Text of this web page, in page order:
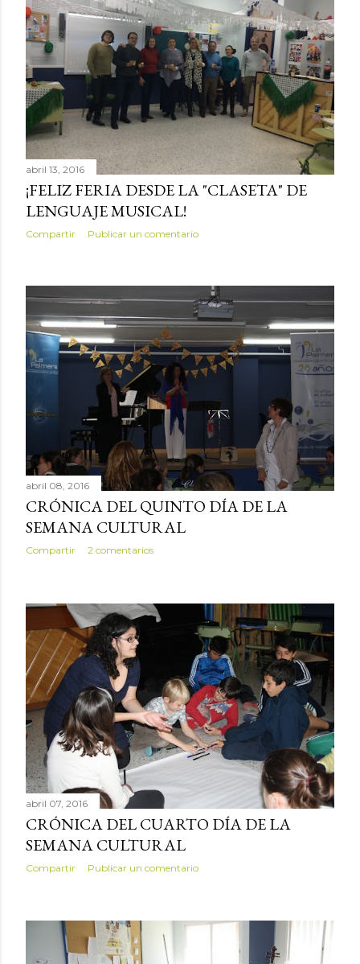
abril 13, 2016
¡FELIZ FERIA DESDE LA "CLASETA" DE
LENGUAJE MUSICAL!
Compartir Publicar un comentario
abril 08, 2016
CRÓNICA DEL QUINTO DÍA DE LA
SEMANA CULTURAL
Compartir 2 comentarios
abril 07, 2016
CRÓNICA DEL CUARTO DÍA DE LA
SEMANA CULTURAL
Compartir Publicar un comentario